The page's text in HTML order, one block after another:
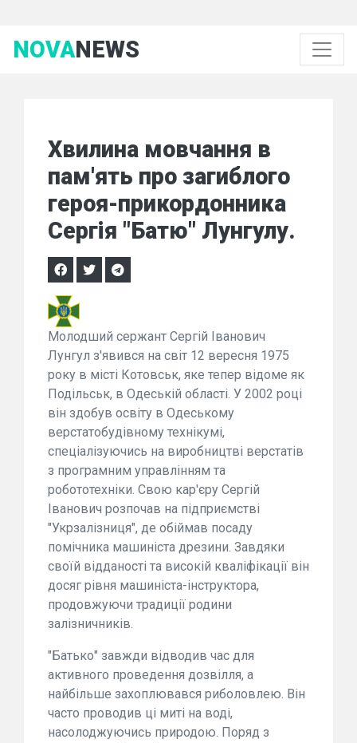
NOVANEWS
Хвилина мовчання в
пам'ять про загиблого
героя-прикордонника
Сергія "Батю" Лунгулу.
Молодший сержант Сергій Іванович
Лунгул з'явився на світ 12 вересня 1975
року в місті Котовськ, яке тепер відоме як
Подільськ, в Одеській області. У 2002 році
він здобув освіту в Одеському
верстатобудівному технікумі,
спеціалізуючись на виробництві верстатів
з програмним управлінням та
робототехніки. Свою кар'єру Сергій
Іванович розпочав на підприємстві
"Укрзалізниця", де обіймав посаду
помічника машиніста дрезини. Завдяки
своїй відданості та високій кваліфікації він
досяг рівня машиніста-інструктора,
продовжуючи традиції родини
залізничників.
"Батько" завжди відводив час для
активного проведення дозвілля, а
найбільше захоплювався риболовлею. Він
часто проводив ці миті на воді,
насолоджуючись природою. Поряд з